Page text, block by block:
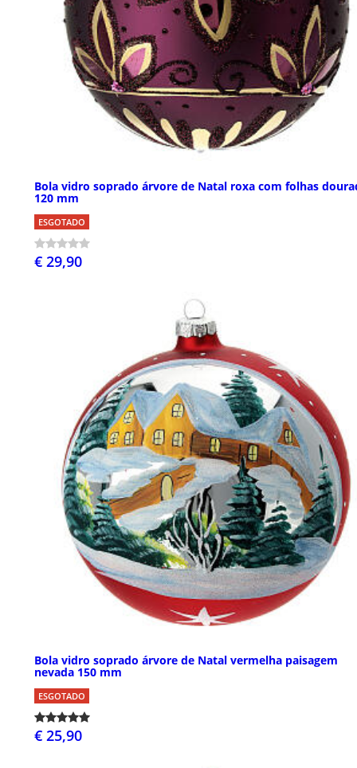
Bola vidro soprado árvore de Natal roxa com folhas
120 mm
ESGOTADO
€ 29,90
Bola vidro soprado árvore de Natal vermelha paisagem
nevada 150 mm
ESGOTADO
€ 25,90